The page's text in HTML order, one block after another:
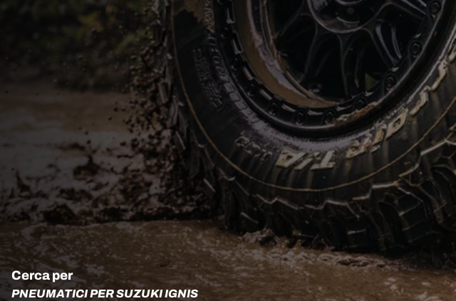
Cerca per
PNEUMATICI PER SUZUKI IGNIS